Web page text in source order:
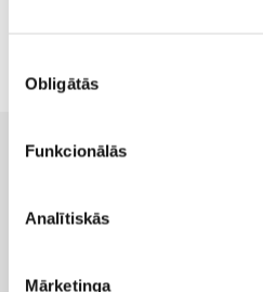
izvēle
Obligātās
Funkcionālās
Analītiskās
Mārketinga
89.99
Produkta kods 1333609